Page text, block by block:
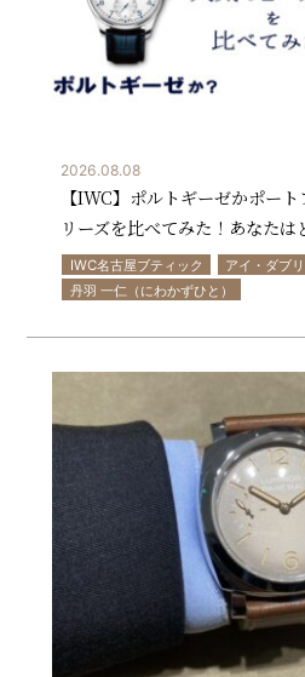
2026.08.08
【IWC】ポルトギーゼかポー
リーズを比べてみた！あなたは
IWC名古屋ブティック
アイ・ダブ
丹羽 一仁（にわかずひと）